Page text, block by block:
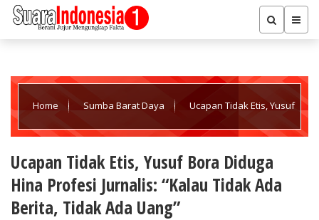
Home Sumba Barat Daya Ucapan Tidak Etis, Yusuf
Ada Uang”
Ucapan Tidak Etis, Yusuf Bora Diduga
Hina Profesi Jurnalis: “Kalau Tidak Ada
Berita, Tidak Ada Uang”